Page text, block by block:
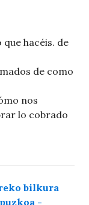
hacéis. de
de como
nos
lo cobrado
bilkura
-